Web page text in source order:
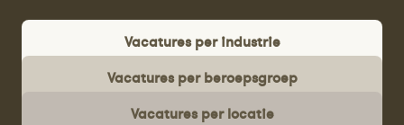
Vacatures per industrie
Vacatures per beroepsgroep
Vacatures per locatie